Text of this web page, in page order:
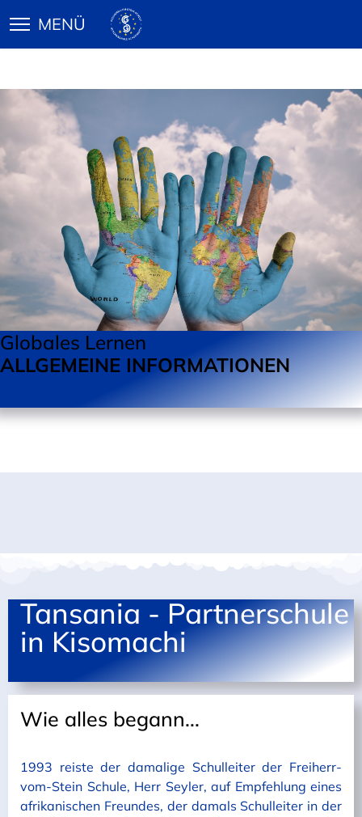
Globales Lernen
ALLGEMEINE INFORMATIONEN
Tansania - Partnerschule
in Kisomachi
Wie alles begann...
1993 reiste der damalige Schulleiter der Freiherr-
vom-Stein Schule, Herr Seyler, auf Empfehlung eines
afrikanischen Freundes, der damals Schulleiter in der